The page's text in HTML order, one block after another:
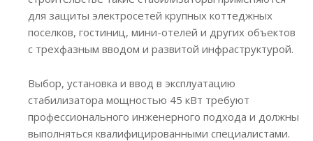
для защиты электросетей крупных коттеджных
поселков, гостиниц, мини-отелей и других объектов
с трехфазным вводом и развитой инфраструктурой.
Выбор, установка и ввод в эксплуатацию
стабилизатора мощностью 45 кВт требуют
профессионального инженерного подхода и должны
выполняться квалифицированными специалистами.